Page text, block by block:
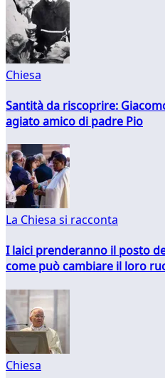
Chiesa
Santità da riscoprire:
agiato amico di padre Pio
La Chiesa si racconta
I laici prenderanno il posto
come può cambiare il loro
Chiesa